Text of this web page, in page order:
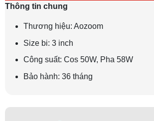
Thông tin chung
Thương hiệu: Aozoom
Size bi: 3 inch
Công suất: Cos 50W, Pha 58W
Bảo hành: 36 tháng